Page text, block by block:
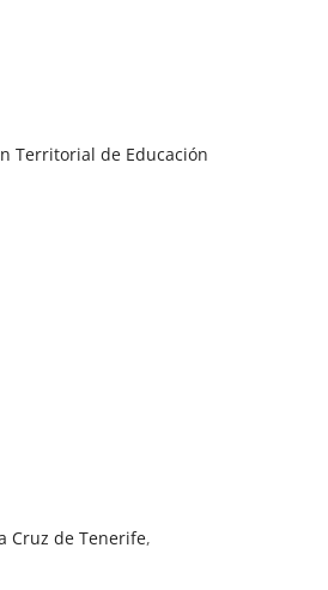
Territorial de Educación
Cruz de Tenerife,